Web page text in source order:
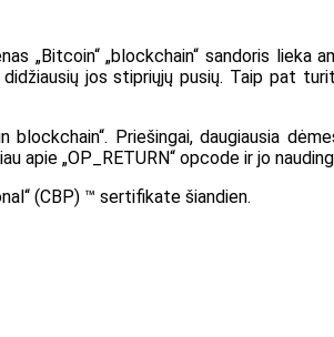
„Bitcoin“ „blockchain“ sandoris lieka
jos stipriųjų pusių. Taip pat
Priešingai, daugiausia
„OP_RETURN“ opcode ir jo
(CBP) ™ sertifikate šiandien.